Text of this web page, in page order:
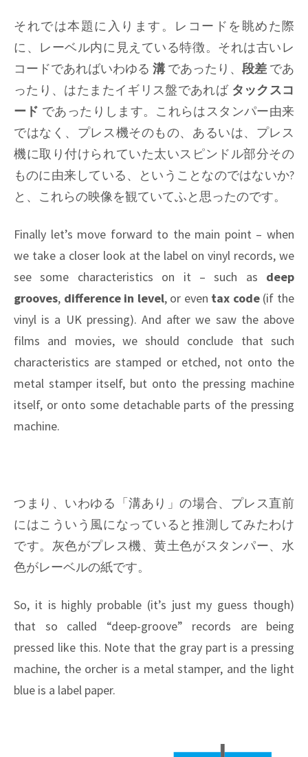
それでは本題に入ります。レコードを眺めた際
に、レーベル内に見えている特徴。それは古いレ
コードであればいわゆる 溝 であったり、 段差 であ
ったり、はたまたイギリス盤であれば タックスコ
ード であったりします。これらはスタンパー由来
ではなく、プレス機そのもの、あるいは、プレス
機に取り付けられていた太いスピンドル部分その
ものに由来している、ということなのではないか?
と、これらの映像を観ていてふと思ったのです。
Finally let’s move forward to the main point – when
we take a closer look at the label on vinyl records, we
see some characteristics on it – such as deep
grooves, difference in level, or even tax code(if the
vinyl is a UK pressing). And after we saw the above
films and movies, we should conclude that such
characteristics are stamped or etched, not onto the
metal stamper itself, but onto the pressing machine
itself, or onto some detachable parts of the pressing
machine.
つまり、いわゆる「溝あり」の場合、プレス直前
にはこういう風になっていると推測してみたわけ
です。灰色がプレス機、黄土色がスタンパー、水
色がレーベルの紙です。
So, it is highly probable (it’s just my guess though)
that so called “deep-groove” records are being
pressed like this. Note that the gray part is a pressing
machine, the orcher is a metal stamper, and the light
blue is a label paper.